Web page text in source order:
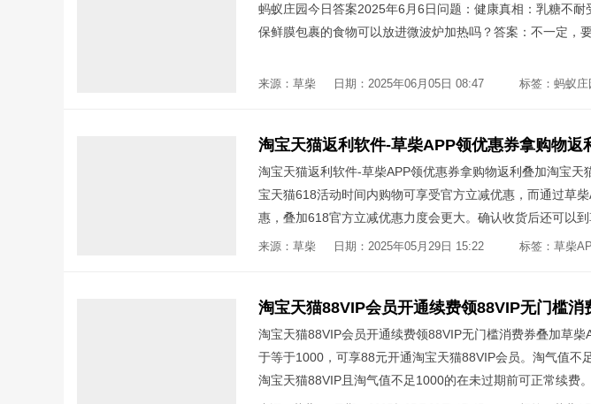
蚂蚁庄园今日答案2025年6月6日问题：健康真相：乳糖不耐
保鲜膜包裹的食物可以放进微波炉加热吗？答案：不一定，
来源：草柴 日期：2025年06月05日 08:47 标签： 蚂蚁庄
淘宝天猫返利软件-草柴APP领优惠券拿购物返利叠加淘宝
宝天猫618活动时间内购物可享受官方立减优惠，而通过草
惠，叠加618官方立减优惠力度会更大。确认收货后还可以
来源：草柴 日期：2025年05月29日 15:22 标签： 草柴
淘宝天猫88VIP会员开通续费领88VIP无门槛消费券叠加草
于等于1000，可享88元开通淘宝天猫88VIP会员。淘气值不
淘宝天猫88VIP且淘气值不足1000的在未过期前可正常续费